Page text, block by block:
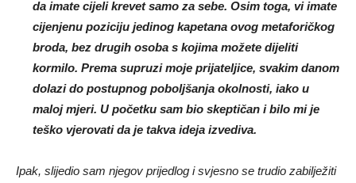
da imate cijeli krevet samo za sebe. Osim toga, vi imate
cijenjenu poziciju jedinog kapetana ovog metaforičkog
broda, bez drugih osoba s kojima možete dijeliti
kormilo. Prema supruzi moje prijateljice, svakim danom
dolazi do postupnog poboljšanja okolnosti, iako u
maloj mjeri. U početku sam bio skeptičan i bilo mi je
teško vjerovati da je takva ideja izvediva.
Ipak, slijedio sam njegov prijedlog i svjesno se trudio zabilježiti